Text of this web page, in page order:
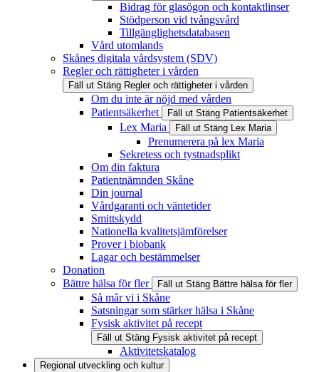
Bidrag för glasögon och kontaktlinser
Stödperson vid tvångsvård
Tillgänglighetsdatabasen
Vård utomlands
Skånes digitala vårdsystem (SDV)
Regler och rättigheter i vården
Fäll ut Stäng Regler och rättigheter i vården
Om du inte är nöjd med vården
Patientsäkerhet
Fäll ut Stäng Patientsäkerhet
Lex Maria Fäll ut Stäng Lex Maria
Prenumerera på lex Maria
Sekretess och tystnadsplikt
Om din faktura
Patientnämnden Skåne
Din journal
Vårdgaranti och väntetider
Smittskydd
Nationella kvalitetsjämförelser
Prover i biobank
Lagar och bestämmelser
Donation
Bättre hälsa för fler
Fäll ut Stäng Bättre hälsa för fler
Så mår vi i Skåne
Satsningar som stärker hälsa i Skåne
Fysisk aktivitet på recept
Fäll ut Stäng Fysisk aktivitet på recept
Aktivitetskatalog
Regional utveckling och kultur